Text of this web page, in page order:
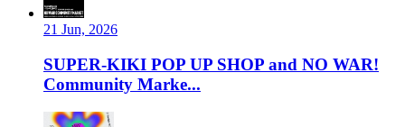
21 Jun, 2026
SUPER-KIKI POP UP SHOP and NO WAR!
Community Marke...